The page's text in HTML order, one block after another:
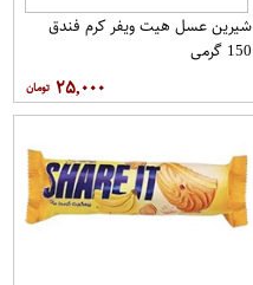
شیرین عسل هیت ویفر کرم فندق
150 گرمی
۲۵,۰۰۰